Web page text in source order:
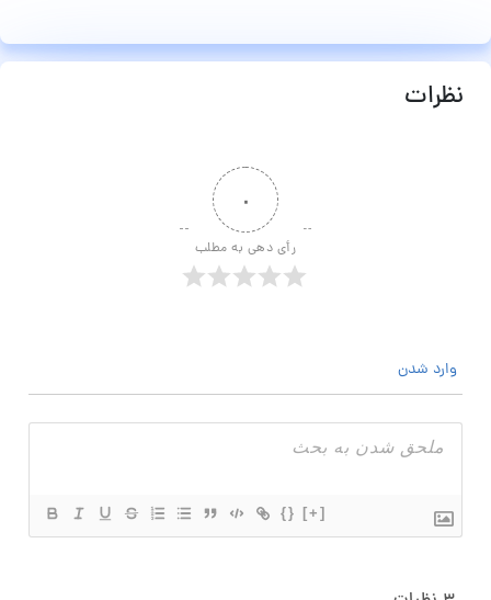
نظرات
۰
رأی دهی به مطلب
وارد شدن
{} [+]